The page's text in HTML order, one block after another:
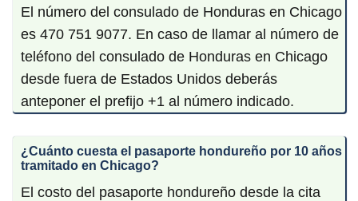
El número del consulado de Honduras en Chicago
es 470 751 9077. En caso de llamar al número de
teléfono del consulado de Honduras en Chicago
desde fuera de Estados Unidos deberás
anteponer el prefijo +1 al número indicado.
¿Cuánto cuesta el pasaporte hondureño por 10 años
tramitado en Chicago?
El costo del pasaporte hondureño desde la cita